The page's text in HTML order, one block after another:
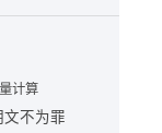
计算
不为罪